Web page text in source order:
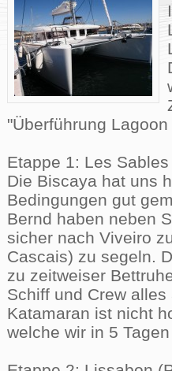
"Überführung
Etappe 1: Les
Die Biscaya hat uns
Bedingungen gut
Bernd haben neben
sicher nach Viveiro
Cascais) zu segeln.
zu zeitweiser
Schiff und Crew
Katamaran ist nicht
welche wir in 5